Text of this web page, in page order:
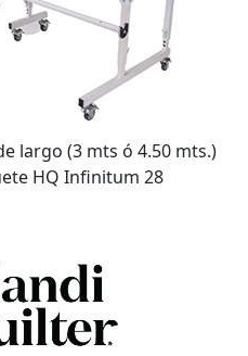
largo (3 mts ó 4.50 mts.)
HQ Infinitum 28